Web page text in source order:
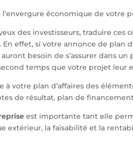
économique de votre
des investisseurs, traduire ces
effet, si votre annonce de plan
besoin de s’assurer dans un
temps que votre projet leur
à votre plan d’affaires des
de résultat, plan de
est importante tant elle
extérieur, la faisabilité et la